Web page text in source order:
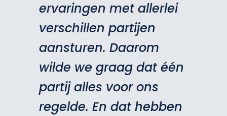
ervaringen met allerlei
verschillen partijen
aansturen. Daarom
wilde we graag dat één
partij alles voor ons
regelde. En dat hebben